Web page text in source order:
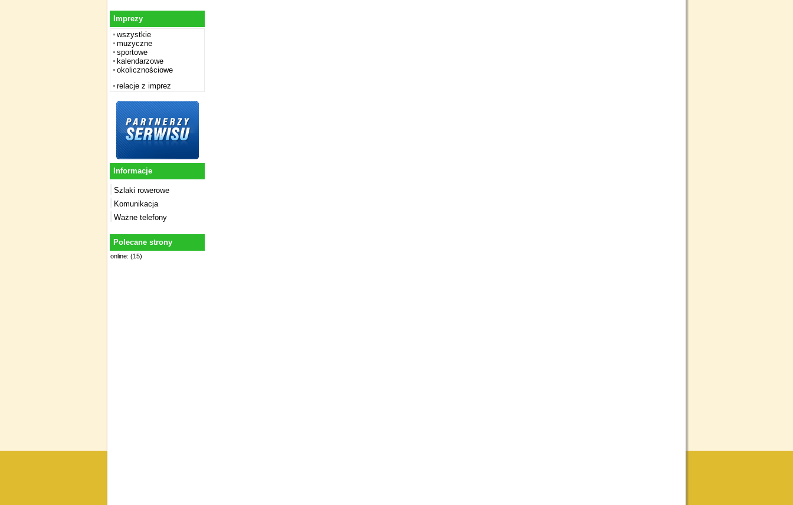
Imprezy
wszystkie
muzyczne
sportowe
kalendarzowe
okolicznościowe
relacje z imprez
Informacje
Szlaki rowerowe
Komunikacja
Ważne telefony
Polecane strony
online: (15)